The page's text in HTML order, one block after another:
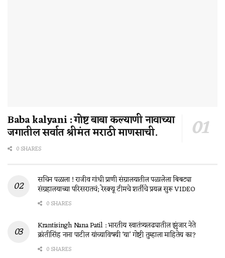
Baba kalyani : गोष्ट बाबा कल्याणी नावाच्या
जगातील सर्वात श्रीमंत मराठी माणसाची.
0 SHARES
सचिन पळाला ! राजीव गांधी प्राणी संग्रालयातील पळालेला बिबट्या
संग्रहालयाच्या परिसरातचं; रेस्क्यू टीमचे शर्तीचे प्रयत्न सुरू VIDEO
0 SHARES
Krantisingh Nana Patil : भारतीय स्वातंत्र्यलढ्यातील झुंजार नेते
क्रांतीसिंह नाना पाटील यांच्याविषयी ‘या’ गोष्टी तुम्हाला माहितेय का?
0 SHARES